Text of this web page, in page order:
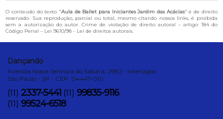
O conteúdo do texto "Aula de Ballet para Iniciantes Jardim das Acácias" é de direito
reservado. Sua reprodução, parcial ou total, mesmo citando nossos links, é proibida
sem a autorização do autor. Crime de violação de direito autoral – artigo 184 do
Código Penal – Lei 9610/98 - Lei de direitos autorais.
Dançando
Avenida Nossa Senhora do Sabará, 2982 - Interlagos
São Paulo - SP - CEP: 04447-010
(11) 2337-5441 (11) 99835-9116
(11) 99524-6518